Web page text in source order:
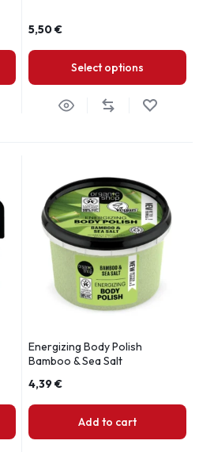
5,50€
Select options
Energizing Body Polish
Bamboo & Sea Salt
4,39€
Add to cart